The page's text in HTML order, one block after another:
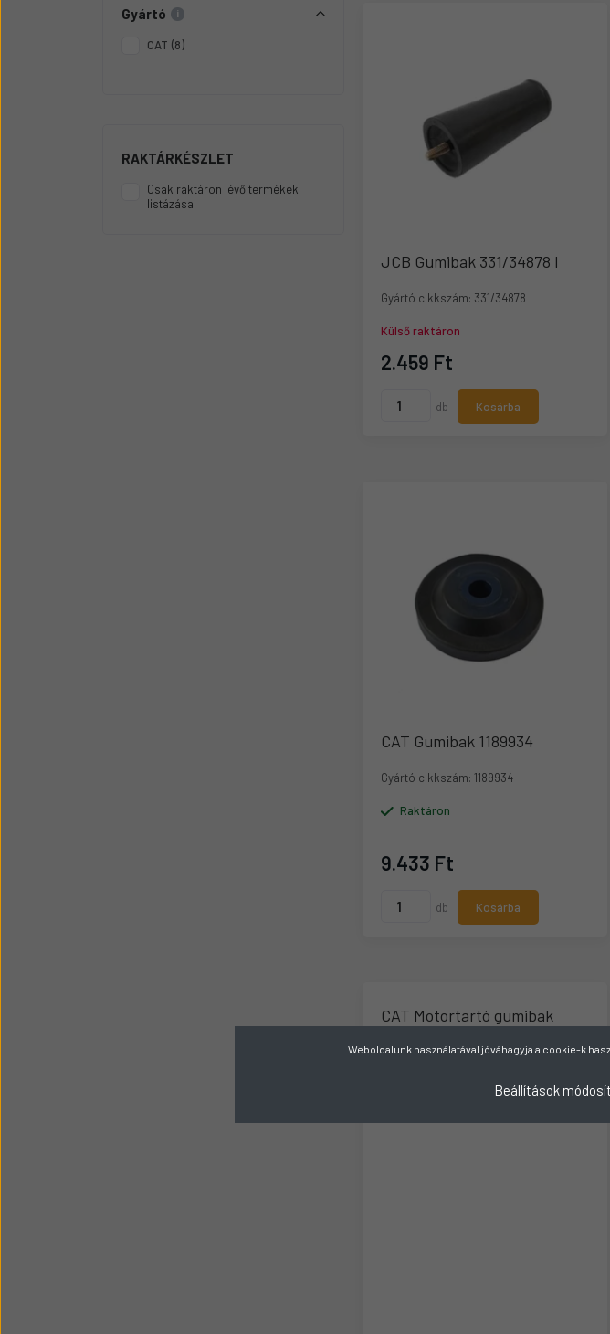
Motor alkatrész
JCB Gumibak 331/34878 I
Gyártó cikkszám: 331/34878
Külső raktáron
2.459 Ft
db Kosárba
CAT Gumibak 1189934
Gyártó cikkszám: 1189934
Raktáron
9.433 Ft
db Kosárba
Gyártó
CAT (8)
RAKTÁRKÉSZLET
Csak raktáron lévő termékek
listázása
Weboldalunk használatával jóváhagyja a cookie-k
Beállítások